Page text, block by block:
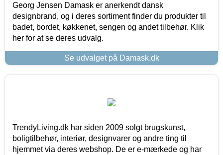
Georg Jensen Damask er anerkendt dansk
designbrand, og i deres sortiment finder du produkter til
badet, bordet, køkkenet, sengen og andet tilbehør. Klik
her for at se deres udvalg.
Se udvalget på Damask.dk
TrendyLiving.dk har siden 2009 solgt brugskunst,
boligtilbehør, interiør, designvarer og andre ting til
hjemmet via deres webshop. De er e-mærkede og har